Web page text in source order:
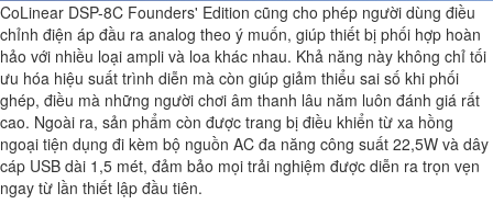
CoLinear DSP-8C Founders' Edition cũng cho phép người dùng điều
chỉnh điện áp đầu ra analog theo ý muốn, giúp thiết bị phối hợp hoàn
hảo với nhiều loại ampli và loa khác nhau. Khả năng này không chỉ tối
ưu hóa hiệu suất trình diễn mà còn giúp giảm thiểu sai số khi phối
ghép, điều mà những người chơi âm thanh lâu năm luôn đánh giá rất
cao. Ngoài ra, sản phẩm còn được trang bị điều khiển từ xa hồng
ngoại tiện dụng đi kèm bộ nguồn AC đa năng công suất 22,5W và dây
cáp USB dài 1,5 mét, đảm bảo mọi trải nghiệm được diễn ra trọn vẹn
ngay từ lần thiết lập đầu tiên.